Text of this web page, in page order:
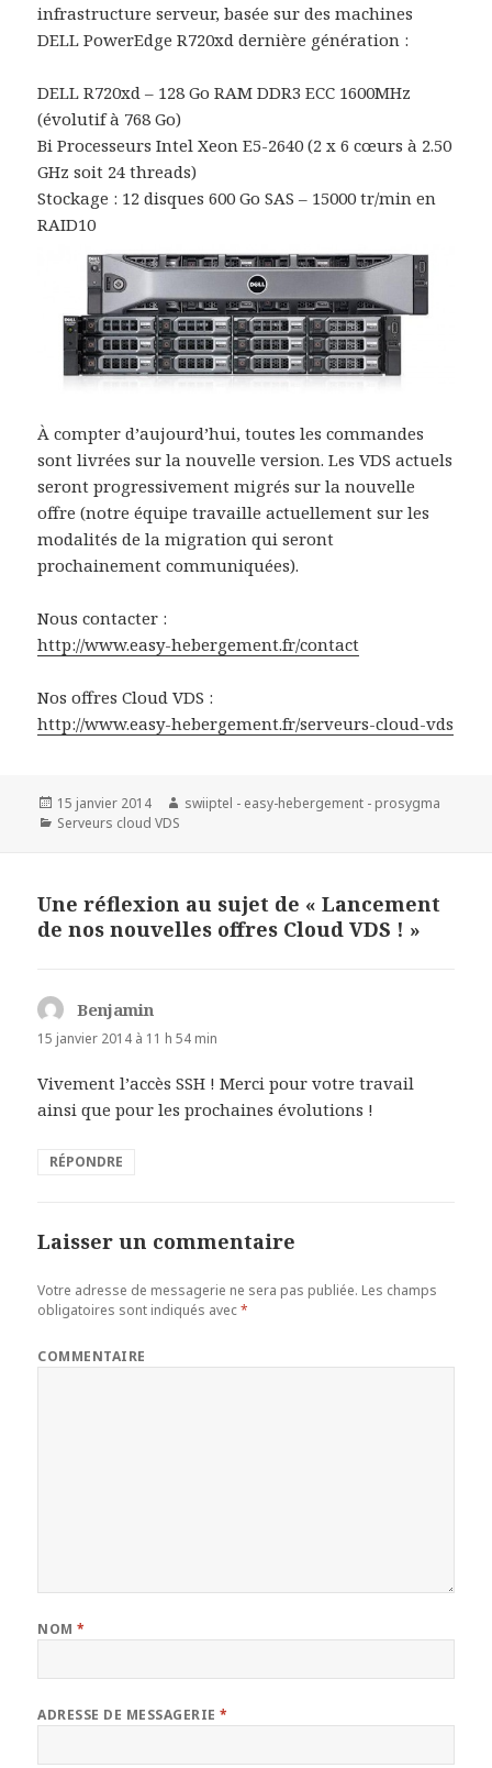
infrastructure serveur, basée sur des machines
DELL PowerEdge R720xd dernière génération :
DELL R720xd – 128 Go RAM DDR3 ECC 1600MHz
(évolutif à 768 Go)
Bi Processeurs Intel Xeon E5-2640 (2 x 6 cœurs à 2.50
GHz soit 24 threads)
Stockage : 12 disques 600 Go SAS – 15000 tr/min en
RAID10
À compter d’aujourd’hui, toutes les commandes
sont livrées sur la nouvelle version. Les VDS actuels
seront progressivement migrés sur la nouvelle
offre (notre équipe travaille actuellement sur les
modalités de la migration qui seront
prochainement communiquées).
Nous contacter :
http://www.easy-hebergement.fr/contact
Nos offres Cloud VDS :
http://www.easy-hebergement.fr/serveurs-cloud-vds
Publié
le
15 janvier 2014 Auteur
swiiptel - easy-hebergement - prosygma
Catégories
Serveurs cloud VDS
Une réflexion au sujet de « Lancement
de nos nouvelles offres Cloud VDS ! »
Benjamin
15 janvier 2014 à 11 h 54 min
Vivement l’accès SSH ! Merci pour votre travail
ainsi que pour les prochaines évolutions !
RÉPONDRE
Laisser un commentaire
Votre adresse de messagerie ne sera pas publiée. Les champs
obligatoires sont indiqués avec*
COMMENTAIRE
NOM*
ADRESSE DE MESSAGERIE*